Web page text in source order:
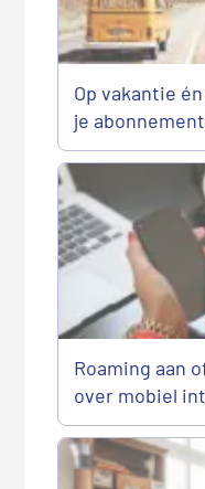
Op vakantie
je
Roaming aan
over mobiel